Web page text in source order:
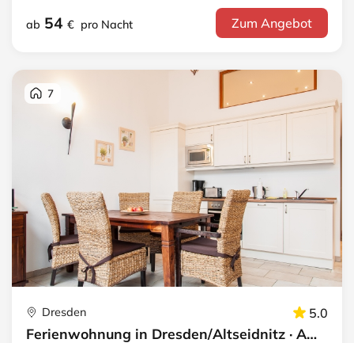
ab 54 € pro Nacht Zum Angebot
7
Dresden 5.0
Ferienwohnung in Dresden/Altseidnitz · Apartment 3